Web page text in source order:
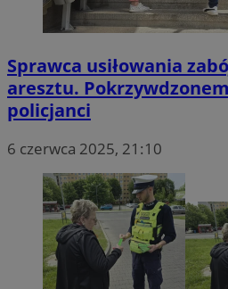
Sprawca usiłowania
aresztu.
policjanci
6 czerwca 2025, 21:10